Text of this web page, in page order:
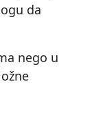
da
nego u